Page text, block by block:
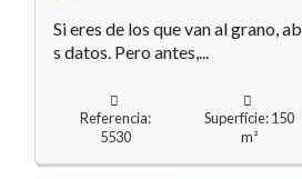
Si eres de los que van al grano,
s datos. Pero antes,...
Referencia:
5530
Superfície: 150
m²